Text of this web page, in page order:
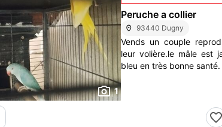
1
Peruche a collier
93440 Dugny
Vends un couple
leur volière.le mâle est
bleu en très bonne santé.